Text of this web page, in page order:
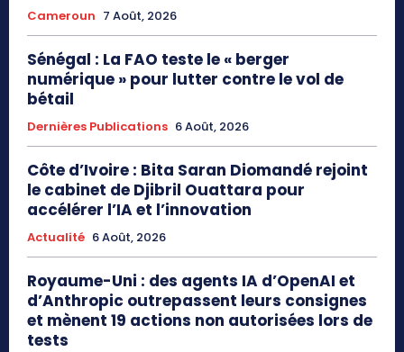
Cameroun 7 Août, 2026
Sénégal : La FAO teste le « berger
numérique » pour lutter contre le vol de
bétail
Dernières Publications 6 Août, 2026
Côte d’Ivoire : Bita Saran Diomandé rejoint
le cabinet de Djibril Ouattara pour
accélérer l’IA et l’innovation
Actualité 6 Août, 2026
Royaume-Uni : des agents IA d’OpenAI et
d’Anthropic outrepassent leurs consignes
et mènent 19 actions non autorisées lors de
tests